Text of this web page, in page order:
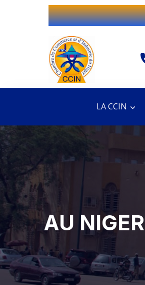
LA CCIN
AU NIGER